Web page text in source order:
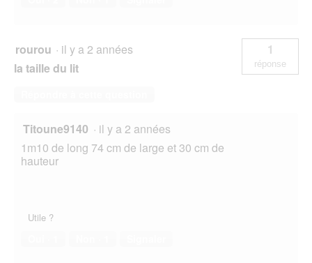
rourou · il y a 2 années
la taille du lit
1
réponse
Titoune9140 · il y a 2 années
1m10 de long 74 cm de large et 30 cm de
hauteur
Utile ?